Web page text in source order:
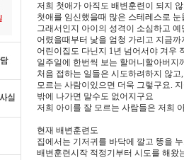
저희 첫애가 아직도 배변훈련이 되지
첫애를 임신했을때 많은 스테레스로
그래서인지 아이의 성격이 소심하고
어렸을때부터 낯을 엄청 가리고 지금
어린이집도 다닌지 1년 넘어서야 겨우
일주일에 한번씩 보는 할머니할아버지
처음 접하는 일들은 시도하려하지 않
모르는 사람이있으면 더욱 그렇구요.
밖에 나가면 말수도 없어지구요
저희 아이를 잘 모르는 사람들은 저희
현재 배변훈련도
집에서는 기저귀를 바닥에 깔고 똥을
배변훈련시작 적정기부터 시도를 해왔